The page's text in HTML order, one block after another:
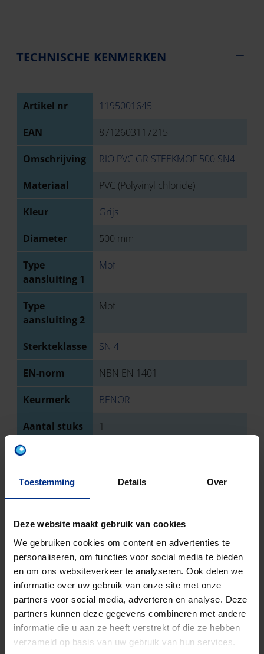
Toestemming Details Over
Deze website maakt gebruik van cookies
We gebruiken cookies om content en advertenties te
personaliseren, om functies voor social media te bieden
en om ons websiteverkeer te analyseren. Ook delen we
informatie over uw gebruik van onze site met onze
partners voor social media, adverteren en analyse. Deze
partners kunnen deze gegevens combineren met andere
informatie die u aan ze heeft verstrekt of die ze hebben
verzameld op basis van uw gebruik van hun services.
TECHNISCHE KENMERKEN
Artikel nr 1195001645
EAN 8712603117215
Omschrijving RIO PVC GR STEEKMOF 500 SN4
Materiaal PVC (Polyvinyl chloride)
Kleur Grijs
Diameter 500 mm
Type
aansluiting 1
Mof
Type
aansluiting 2
Mof
Sterkteklasse SN 4
EN-norm NBN EN 1401
Keurmerk BENOR
Aantal stuks 1
Bruto
gewicht
DOWNLOADS
CONTACTEER ONS